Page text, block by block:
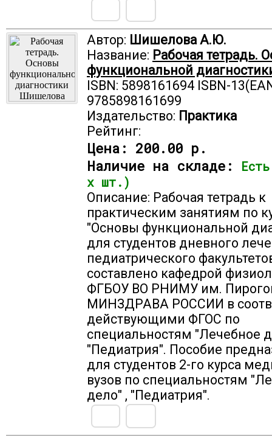
Автор: Шишелова А.Ю.
Название: Рабочая тетрадь.
функциональной
ISBN: 5898161694 ISBN-
9785898161699
Издательство: Практика
Рейтинг:
Цена: 200.00 р.
Наличие на складе:
х шт.)
Описание: Рабочая тетрадь к
практическим занятиям по
"Основы функциональной
для студентов дневного
педиатрического
составлено кафедрой
ФГБОУ ВО РНИМУ им.
МИНЗДРАВА РОССИИ в
действующими ФГОС по
специальностям "Лечебное
"Педиатрия". Пособие
для студентов 2-го курса
вузов по специальностям
дело" , "Педиатрия".